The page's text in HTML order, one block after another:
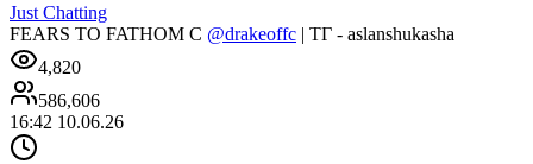
Just Chatting
FEARS TO FATHOM С @drakeoffc | ТГ - aslanshukasha
4,820
586,606
16:42 10.06.26